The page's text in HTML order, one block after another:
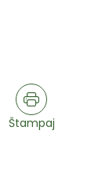
Štampaj